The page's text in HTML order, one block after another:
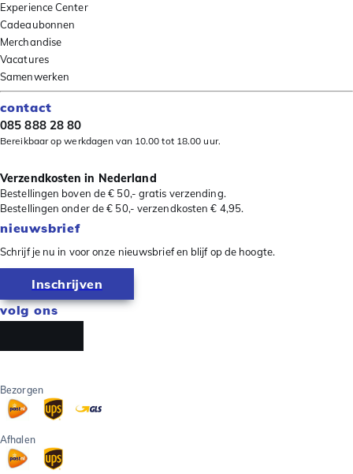
Experience Center
Cadeaubonnen
Merchandise
Vacatures
Samenwerken
contact
085 888 28 80
Bereikbaar op werkdagen van 10.00 tot 18.00 uur.
Verzendkosten in Nederland
Bestellingen boven de € 50,- gratis verzending.
Bestellingen onder de € 50,- verzendkosten € 4,95.
nieuwsbrief
Schrijf je nu in voor onze nieuwsbrief en blijf op de hoogte.
Inschrijven
volg ons
Bezorgen
Afhalen